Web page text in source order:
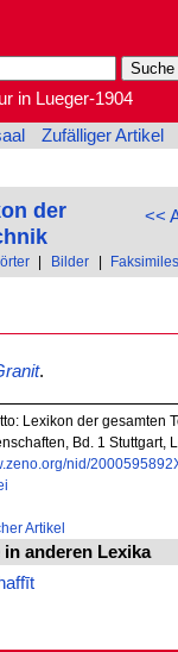
in Lueger-1904
Zufälliger Artikel
<<
der
Bilder Faksimiles
.
Lexikon der gesamten
Bd. 1 Stuttgart,
nid/
Artikel
anderen Lexika